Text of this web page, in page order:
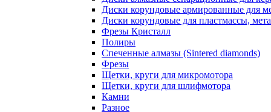
Диски корундовые армированные для
Диски корундовые для пластмассы,
Фрезы Кристалл
Полиры
Спеченные алмазы (Sintered diamonds)
Фрезы
Щетки, круги для микромотора
Щетки, круги для шлифмотора
Камни
Разное